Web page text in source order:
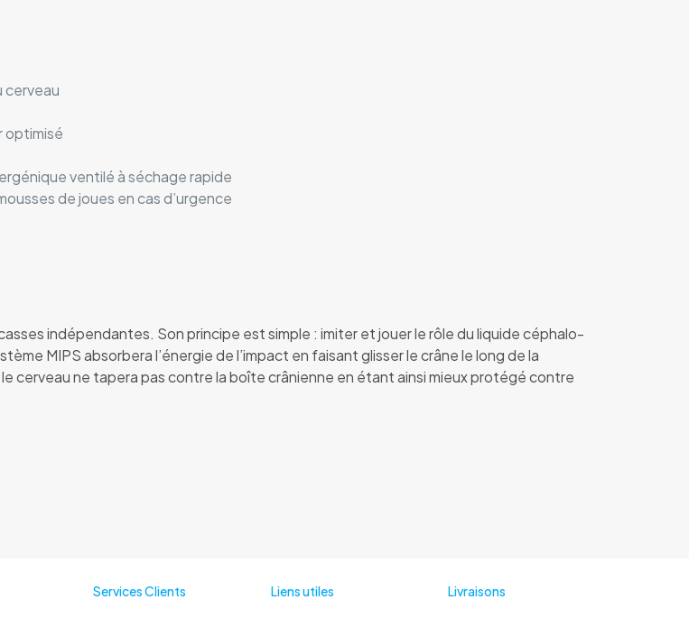
cerveau
optimisé
ventilé à séchage rapide
de joues en cas d’urgence
indépendantes. Son principe est simple : imiter et jouer le rôle du liquide céphalo-
MIPS absorbera l’énergie de l’impact en faisant glisser le crâne le long de la
cerveau ne tapera pas contre la boîte crânienne en étant ainsi mieux protégé contre
Services Clients Liens utiles Livraisons